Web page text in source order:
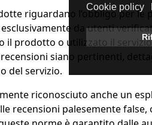
riguardano l’obbligo per le
da utenti
il prodotto o utilizzato il
siano pertinenti,
del servizio.
riconosciuto anche un
recensioni palesemente